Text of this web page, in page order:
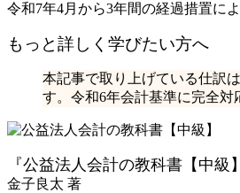
令和7年4月から3年間の経過措置に
もっと詳しく学びたい方へ
本記事で取り上げている仕訳
す。令和6年会計基準に完全対
『公益法人会計の教科書【中
金子良太 著